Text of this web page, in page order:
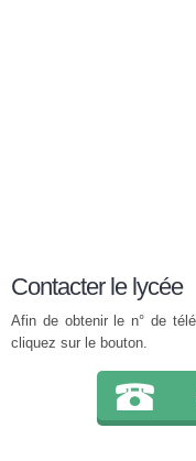
Contacter le lycée
Afin de obtenir le n° de
cliquez sur le bouton.